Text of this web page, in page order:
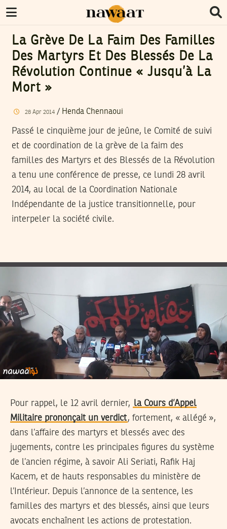
La Grève De La Faim Des Familles
Des Martyrs Et Des Blessés De La
Révolution Continue « Jusqu’à La
Mort »
28 Apr 2014/ Henda Chennaoui
Passé le cinquième jour de jeûne, le Comité de suivi
et de coordination de la grève de la faim des
familles des Martyrs et des Blessés de la Révolution
a tenu une conférence de presse, ce lundi 28 avril
2014, au local de la Coordination Nationale
Indépendante de la justice transitionnelle, pour
interpeler la société civile.
Pour rappel, le 12 avril dernier, la Cours d’Appel
Militaire prononçait un verdict, fortement, « allégé »,
dans l’affaire des martyrs et blessés avec des
jugements, contre les principales figures du système
de l’ancien régime, à savoir Ali Seriati, Rafik Haj
Kacem, et de hauts responsables du ministère de
l’Intérieur. Depuis l’annonce de la sentence, les
familles des martyrs et des blessés, ainsi que leurs
avocats enchaînent les actions de protestation.